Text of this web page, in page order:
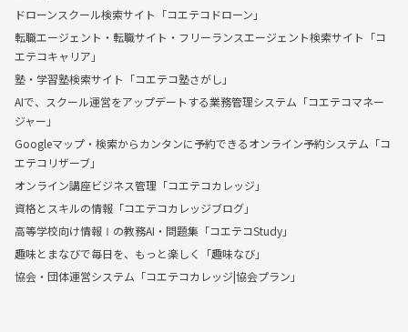
ドローンスクール検索サイト「コエテコドローン」
転職エージェント・転職サイト・フリーランスエージェント検索サイト「コ
エテコキャリア」
塾・学習塾検索サイト「コエテコ塾さがし」
AIで、スクール運営をアップデートする業務管理システム「コエテコマネー
ジャー」
Googleマップ・検索からカンタンに予約できるオンライン予約システム「コ
エテコリザーブ」
オンライン講座ビジネス管理「コエテコカレッジ」
資格とスキルの情報「コエテコカレッジブログ」
高等学校向け情報Ⅰの教務AI・問題集「コエテコStudy」
趣味とまなびで毎日を、もっと楽しく「趣味なび」
協会・団体運営システム「コエテコカレッジ|協会プラン」